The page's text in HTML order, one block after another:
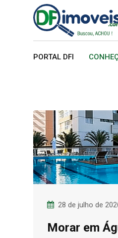
PORTAL DFI
28 de julho de
Morar em